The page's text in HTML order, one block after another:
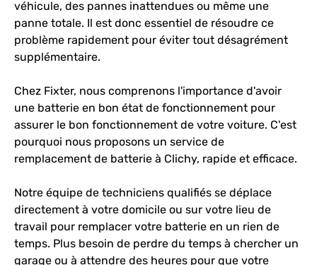
véhicule, des pannes inattendues ou même une
panne totale. Il est donc essentiel de résoudre ce
problème rapidement pour éviter tout désagrément
supplémentaire.
Chez Fixter, nous comprenons l'importance d'avoir
une batterie en bon état de fonctionnement pour
assurer le bon fonctionnement de votre voiture. C'est
pourquoi nous proposons un service de
remplacement de batterie à Clichy, rapide et efficace.
Notre équipe de techniciens qualifiés se déplace
directement à votre domicile ou sur votre lieu de
travail pour remplacer votre batterie en un rien de
temps. Plus besoin de perdre du temps à chercher un
garage ou à attendre des heures pour que votre